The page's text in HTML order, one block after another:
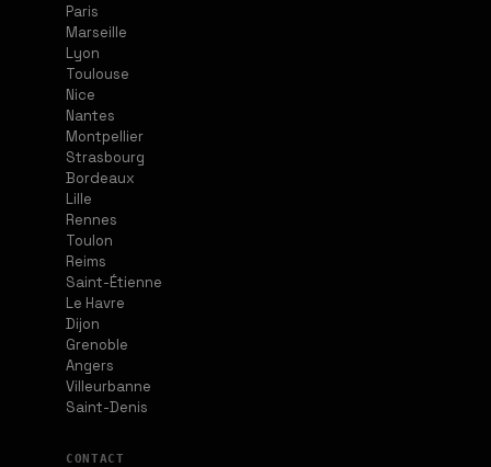
Paris
Marseille
Lyon
Toulouse
Nice
Nantes
Montpellier
Strasbourg
Bordeaux
Lille
Rennes
Toulon
Reims
Saint-Étienne
Le Havre
Dijon
Grenoble
Angers
Villeurbanne
Saint-Denis
CONTACT